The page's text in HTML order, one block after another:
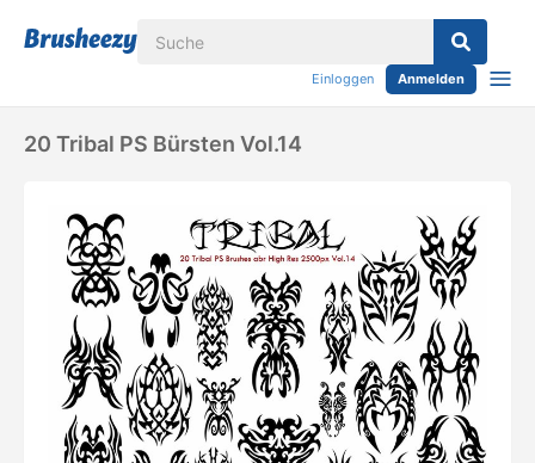
Einloggen Anmelden
20 Tribal PS Bürsten Vol.14